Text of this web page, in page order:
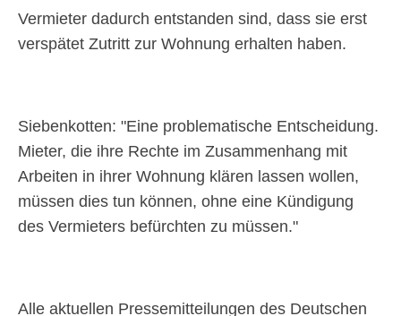
Vermieter dadurch entstanden sind, dass sie erst
verspätet Zutritt zur Wohnung erhalten haben.
Siebenkotten:
Eine problematische Entscheidung.
Mieter, die ihre Rechte im Zusammenhang mit
Arbeiten in ihrer Wohnung klären lassen wollen,
müssen dies tun können, ohne eine Kündigung
des Vermieters befürchten zu müssen.
Alle aktuellen Pressemitteilungen des Deutschen